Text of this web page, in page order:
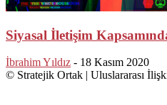
Siyasal İletişim
İbrahim Yıldız - 18 Kasım 2020
© Stratejik Ortak | Uluslararası